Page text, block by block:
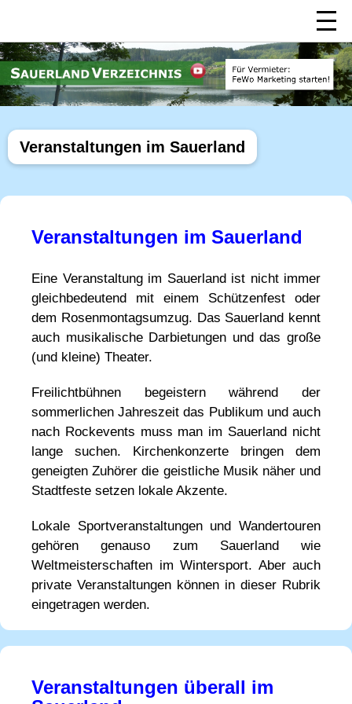
Veranstaltungen im Sauerland
Veranstaltungen im Sauerland
Eine Veranstaltung im Sauerland ist nicht immer
gleichbedeutend mit einem Schützenfest oder
dem Rosenmontagsumzug. Das Sauerland kennt
auch musikalische Darbietungen und das große
(und kleine) Theater.
Freilichtbühnen begeistern während der
sommerlichen Jahreszeit das Publikum und auch
nach Rockevents muss man im Sauerland nicht
lange suchen. Kirchenkonzerte bringen dem
geneigten Zuhörer die geistliche Musik näher und
Stadtfeste setzen lokale Akzente.
Lokale Sportveranstaltungen und Wandertouren
gehören genauso zum Sauerland wie
Weltmeisterschaften im Wintersport. Aber auch
private Veranstaltungen können in dieser Rubrik
eingetragen werden.
Veranstaltungen überall im